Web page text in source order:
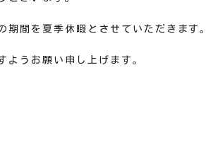
間を夏季休暇とさせていただきます。
ようお願い申し上げます。